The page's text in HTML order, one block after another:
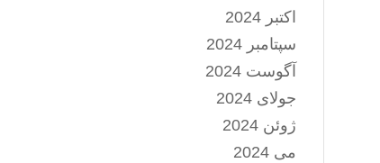
اکتبر 2024
سپتامبر 2024
آگوست 2024
جولای 2024
ژوئن 2024
می 2024